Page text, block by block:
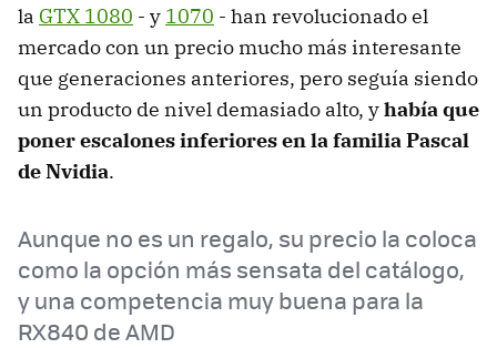
la GTX 1080 - y 1070 - han revolucionado el
mercado con un precio mucho más interesante
que generaciones anteriores, pero seguía siendo
un producto de nivel demasiado alto, yhabía que
poner escalones inferiores en la familia Pascal
de Nvidia.
Aunque no es un regalo, su precio la coloca
como la opción más sensata del catálogo,
y una competencia muy buena para la
RX840 de AMD